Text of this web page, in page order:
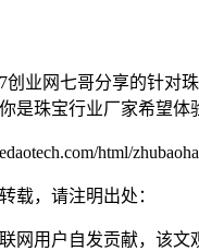
业网七哥分享的针对珠
是珠宝行业厂家希望体
html/
载，请注明出处：
网用户自发贡献，该